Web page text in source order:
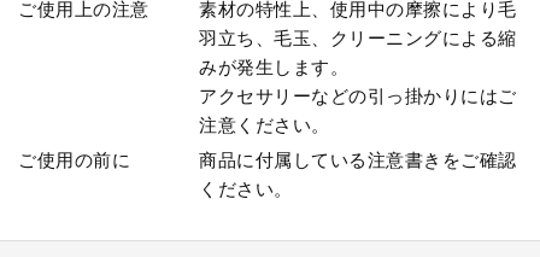
ご使用上の注意
素材の特性上、使用中の摩擦により毛
羽立ち、毛玉、クリーニングによる縮
みが発生します。
アクセサリーなどの引っ掛かりにはご
注意ください。
ご使用の前に
商品に付属している注意書きをご確認
ください。